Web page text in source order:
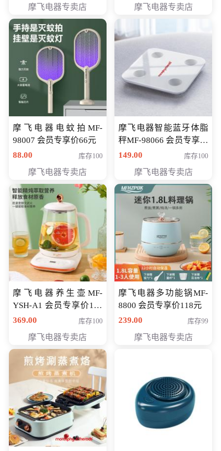
摩飞电器专卖店 摩飞电器专卖店
摩飞电器电蚊拍MF-
98007 会员专享价66元
88.00
库存100
摩飞电器专卖店
摩飞电器智能蓝牙体脂
秤MF-98066 会员专享价
98元
149.00 库存100
摩飞电器专卖店
摩飞电器养生壶MF-
YSH-A1 会员专享价198
元
369.00 库存100
摩飞电器专卖店
摩飞电器多功能锅MF-
8800 会员专享价118元
239.00
库存99
摩飞电器专卖店